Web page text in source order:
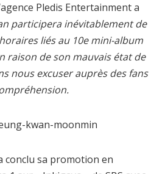
Pledis Entertainment a
participera inévitablement de
liés au 10e mini-album
raison de son mauvais état de
nous excuser auprès des fans
conclu sa promotion en